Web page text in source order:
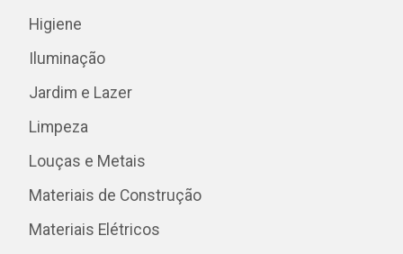
Higiene
Iluminação
Jardim e Lazer
Limpeza
Louças e Metais
Materiais de Construção
Materiais Elétricos